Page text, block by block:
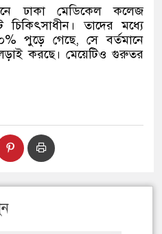
ঢাকা মেডিকেল কলেজ
চিকিৎসাধীন। তাদের মধ্যে
পুড়ে গেছে, সে বর্তমানে
করছে। মেয়েটিও গুরুতর